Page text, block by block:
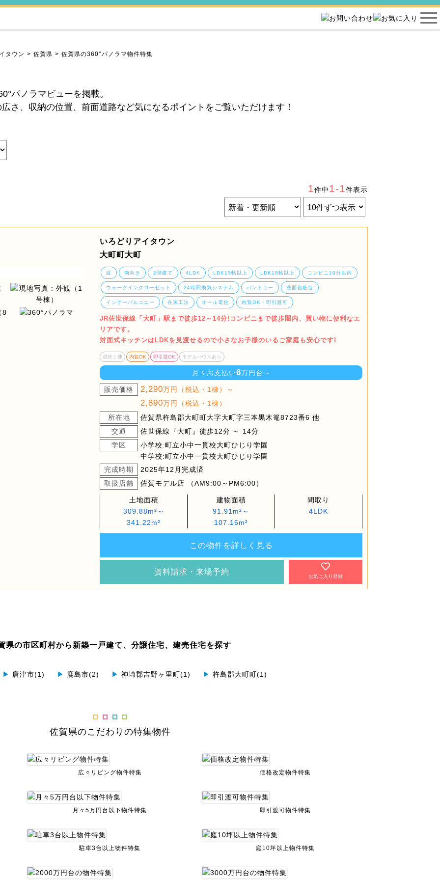
タウン 佐賀県 佐賀県の360°パノラマ物件特集
パノラマビューを掲載。
さ、収納の位置、前面道路など気になるポイントをご覧いただけます！
1件中1-1件表示
いろどりアイタウン
大町町大町
庭 南向き 2階建て 4LDK LDK15帖以上 LDK18帖以上 コンビニ10分以内
ウォークインクローゼット 24時間換気システム パントリー 洗面化粧台
インナーバルコニー 在来工法 オール電化 内覧OK・即引渡可
JR佐世保線「大町」駅まで徒歩12～14分!コンビニまで徒歩圏内、買い物に便利なエ
リアです。
対面式キッチンはLDKを見渡せるので小さなお子様のいるご家庭も安心です!
最終１棟 内覧OK 即引渡OK モデルハウスあり
月々お支払い6万円台～
販売価格 2,290万円（税込・1棟）～
2,890万円（税込・1棟）
所在地
佐賀県杵島郡大町町大字大町字三本黒木篭8723番6 他
交通
佐世保線『大町』徒歩12分 ～ 14分
学区
小学校:町立小中一貫校大町ひじり学園
中学校:町立小中一貫校大町ひじり学園
完成時期
2025年12月完成済
取扱店舗
佐賀モデル店 （AM9:00～PM6:00）
土地面積
309.88m²～
341.22m²
建物面積
91.91m²～
107.16m²
間取り
4LDK
この物件を詳しく見る
資料請求・来場予約
お気に入り登録
県の市区町村から新築一戸建て、分譲住宅、建売住宅を探す
▶ 唐津市(1) ▶ 鹿島市(2) ▶ 神埼郡吉野ヶ里町(1) ▶ 杵島郡大町町(1)
佐賀県のこだわりの特集物件
広々リビング物件特集 価格改定物件特集
月々5万円台以下物件特集 即引渡可物件特集
駐車3台以上物件特集 庭10坪以上物件特集